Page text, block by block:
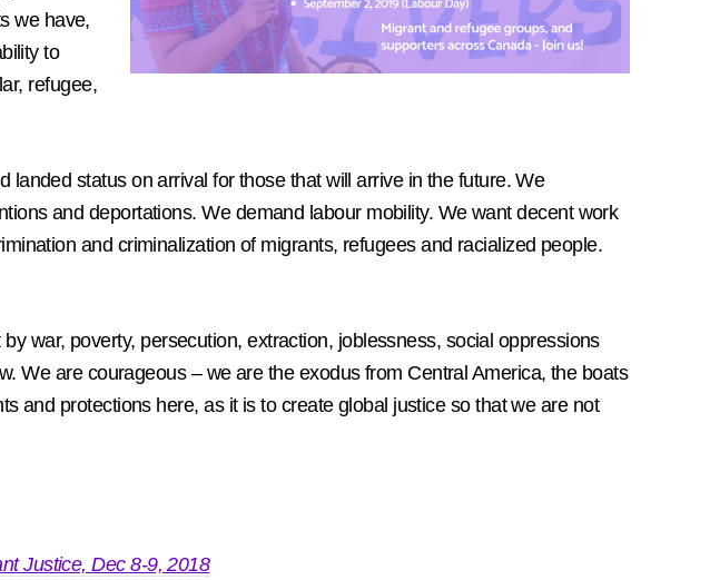
we have,
to
refugee,
status on arrival for those that will arrive in the future. We
and deportations. We demand labour mobility. We want decent work
and criminalization of migrants, refugees and racialized people.
war, poverty, persecution, extraction, joblessness, social oppressions
We are courageous – we are the exodus from Central America, the boats
and protections here, as it is to create global justice so that we are not
Justice, Dec 8-9, 2018